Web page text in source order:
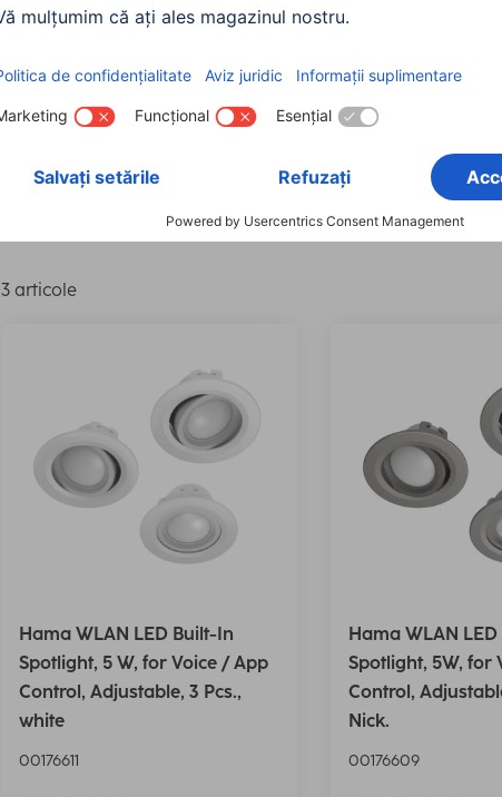
Înălţime(2) Poate fi estompat
Transmiterea semnalului: WiFi Înălţime: 8,7 cm Înălţime: 40 mm
3 articole
Hama WLAN LED Built-In
Spotlight, 5 W, for Voice / App
Control, Adjustable, 3 Pcs.,
white
00176611
Hama WLAN
Spotlight, 5W, for
Control,
Nick.
00176609